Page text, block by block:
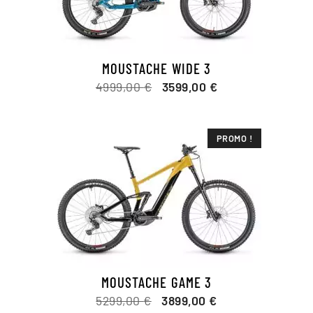
MOUSTACHE WIDE 3
4999,00€
Le
4999,00 €.
3599,00 €Le
est :
3599,00 €.
PROMO !
MOUSTACHE GAME 3
5299,00€
Le
3899,00 €Le